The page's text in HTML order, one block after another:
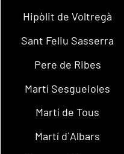
Hipòlit de Voltregà
Sant Feliu Sasserra
Pere de Ribes
Martí Sesgueioles
Martí de Tous
Martí d´Albars